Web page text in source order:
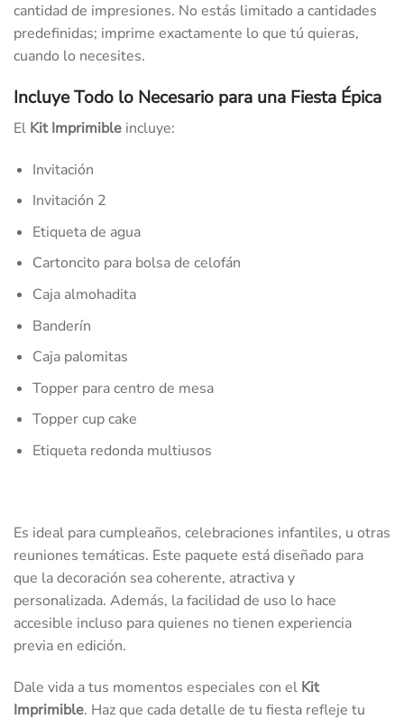
cantidad de impresiones. No estás limitado a cantidades
predefinidas; imprime exactamente lo que tú quieras,
cuando lo necesites.
Incluye Todo lo Necesario para una Fiesta Épica
El Kit Imprimible incluye:
Invitación
Invitación 2
Etiqueta de agua
Cartoncito para bolsa de celofán
Caja almohadita
Banderín
Caja palomitas
Topper para centro de mesa
Topper cup cake
Etiqueta redonda multiusos
Es ideal para cumpleaños, celebraciones infantiles, u otras
reuniones temáticas. Este paquete está diseñado para
que la decoración sea coherente, atractiva y
personalizada. Además, la facilidad de uso lo hace
accesible incluso para quienes no tienen experiencia
previa en edición.
Dale vida a tus momentos especiales con el Kit
Imprimible. Haz que cada detalle de tu fiesta refleje tu